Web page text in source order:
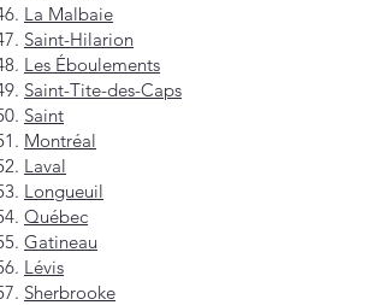
La Malbaie
Saint-Hilarion
Les Éboulements
Saint-Tite-des-Caps
Saint
Montréal
Laval
Longueuil
Québec
Gatineau
Lévis
Sherbrooke